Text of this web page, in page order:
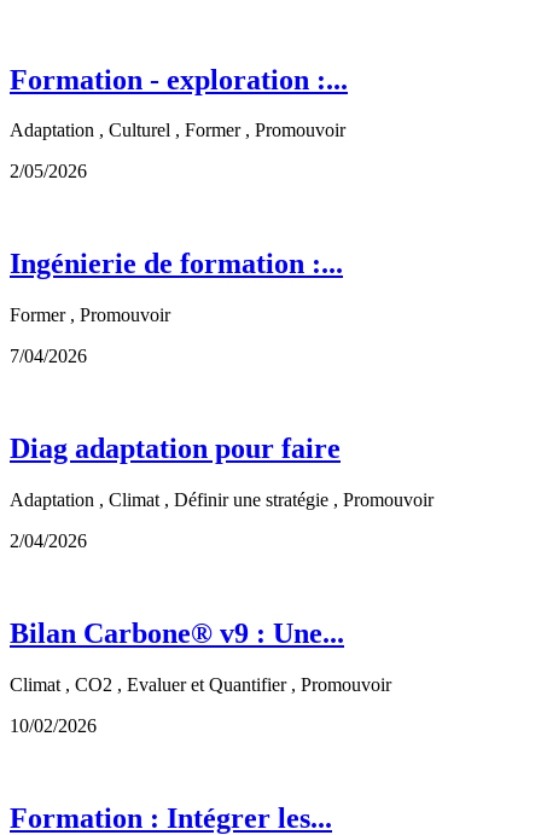
Formation - exploration :...
Adaptation , Culturel , Former , Promouvoir
2/05/2026
Ingénierie de formation :...
Former , Promouvoir
7/04/2026
Diag adaptation pour faire
Adaptation , Climat , Définir une stratégie , Promouvoir
2/04/2026
Bilan Carbone® v9 : Une...
Climat , CO2 , Evaluer et Quantifier , Promouvoir
10/02/2026
Formation : Intégrer les...